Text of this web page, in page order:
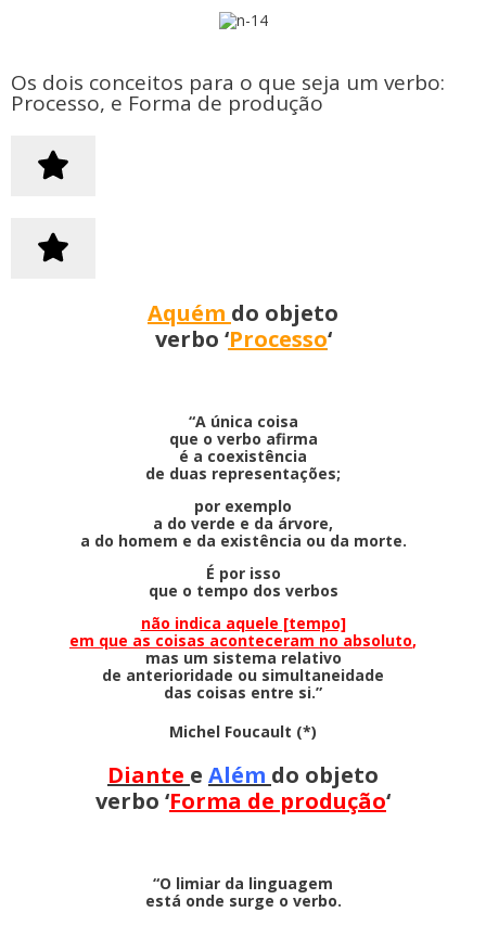
Os dois conceitos para o que seja um verbo:
Processo, e Forma de produção
Aquém do objeto
verbo ‘Processo‘
“A única coisa
que o verbo afirma
é a coexistência
de duas representações;
por exemplo
a do verde e da árvore,
a do homem e da existência ou da morte.
É por isso
que o tempo dos verbos
não indica aquele [tempo]
em que as coisas aconteceram no absoluto,
mas um sistema relativo
de anterioridade ou simultaneidade
das coisas entre si.”
Michel Foucault (*)
Diante e Além do objeto
verbo ‘Forma de produção‘
“O limiar da linguagem
está onde surge o verbo.